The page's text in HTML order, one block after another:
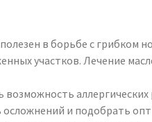
в борьбе с грибком
участков. Лечение
и подобрать